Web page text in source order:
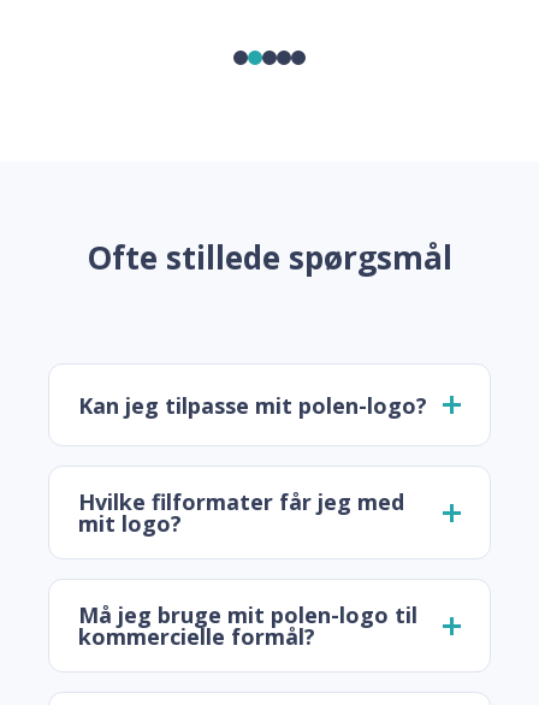
Ofte stillede spørgsmål
Kan jeg tilpasse mit polen-logo?
Hvilke filformater får jeg med
mit logo?
Må jeg bruge mit polen-logo til
kommercielle formål?